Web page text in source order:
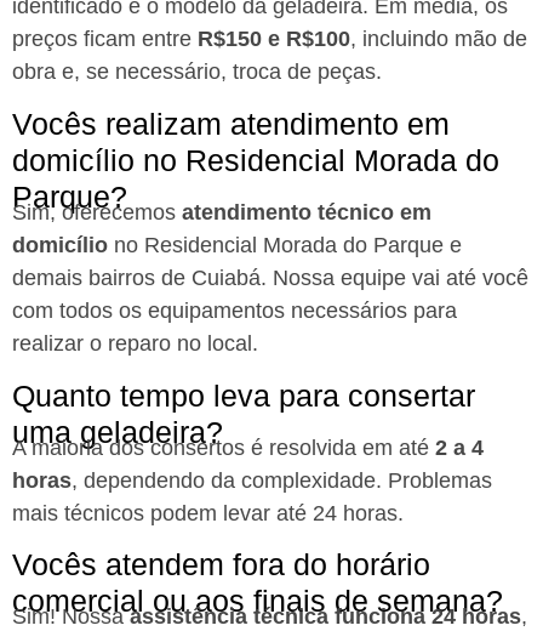
identificado e o modelo da geladeira. Em média, os
preços ficam entre R$150 e R$100, incluindo mão de
obra e, se necessário, troca de peças.
Vocês realizam atendimento em
domicílio no Residencial Morada do
Parque?
Sim, oferecemos atendimento técnico em
domicílio no Residencial Morada do Parque e
demais bairros de Cuiabá. Nossa equipe vai até você
com todos os equipamentos necessários para
realizar o reparo no local.
Quanto tempo leva para consertar
uma geladeira?
A maioria dos consertos é resolvida em até 2 a 4
horas, dependendo da complexidade. Problemas
mais técnicos podem levar até 24 horas.
Vocês atendem fora do horário
comercial ou aos finais de semana?
Sim! Nossaassistência técnica funciona 24 horas,